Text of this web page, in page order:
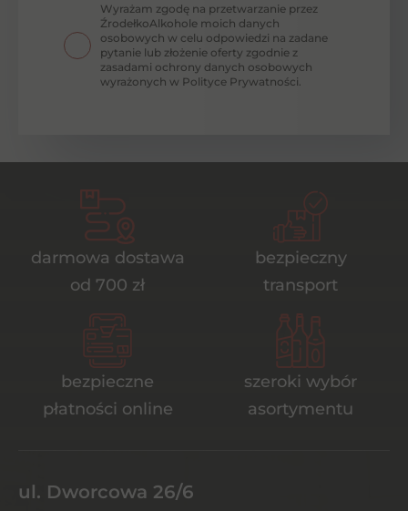
Wyrażam zgodę na przetwarzanie przez
ŹrodełkoAlkohole moich danych
osobowych w celu odpowiedzi na zadane
pytanie lub złożenie oferty zgodnie z
zasadami ochrony danych osobowych
wyrażonych w Polityce Prywatności.
darmowa dostawa
od 700 zł
bezpieczny
transport
bezpieczne
płatności online
szeroki wybór
asortymentu
ul. Dworcowa 26/6